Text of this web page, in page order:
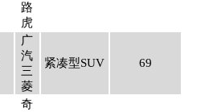
路
虎
广
汽
三
菱
紧凑型SUV 69
奇